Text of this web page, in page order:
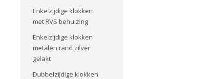
Enkelzijdige klokken
met RVS behuizing
Enkelzijdige klokken
metalen rand zilver
gelakt
Dubbelzijdige klokken